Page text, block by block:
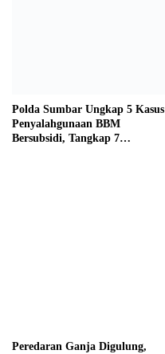
Polda Sumbar Ungkap 5 Kasus
Penyalahgunaan BBM
Bersubsidi, Tangkap 7
Peredaran Ganja Digulung,